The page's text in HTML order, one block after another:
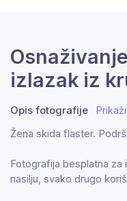
izlazak iz
Opis fotografije
Žena skida flaster.
Fotografija besplatna za
nasilju, svako drugo